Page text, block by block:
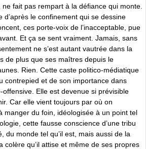
fait pas rempart à la défiance qui monte.
d’après le confinement qui se dessine
ces porte-voix de l’inacceptable, pue
Et ça se sent vraiment. Jamais, sans
ne s’est autant vautrée dans la
de plus que ses maîtres depuis le
Rien. Cette caste politico-médiatique
contrepied et de son importance dans
Elle est devenue si prévisible
Car elle vient toujours par où on
manger du foin, idéologisée à un point tel
cette fausse conscience d’une tribu
du monde tel qu’il est, mais aussi de la
colère qu’il attise et même de ses propres